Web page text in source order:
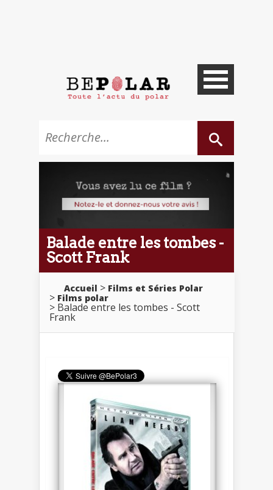
Balade entre les tombes -
Scott Frank
Accueil
Films et Séries Polar
Films polar
Balade entre les tombes - Scott
Frank